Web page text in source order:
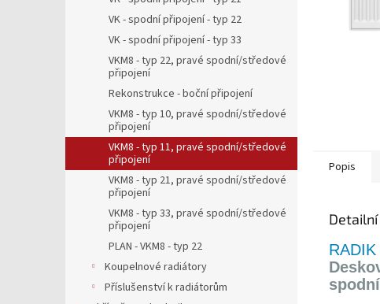
VK - spodní připojení - typ 22
VK - spodní připojení - typ 33
VKM8 - typ 22, pravé spodní/středové
připojení
Rekonstrukce - boční připojení
VKM8 - typ 10, pravé spodní/středové
připojení
VKM8 - typ 11, pravé spodní/středové
připojení
VKM8 - typ 21, pravé spodní/středové
připojení
VKM8 - typ 33, pravé spodní/středové
připojení
PLAN - VKM8 - typ 22
Koupelnové radiátory
Příslušenství k radiátorům
Popis